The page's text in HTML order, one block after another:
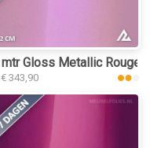
interieurfolie
Gloss Metallic Rouge
343,90